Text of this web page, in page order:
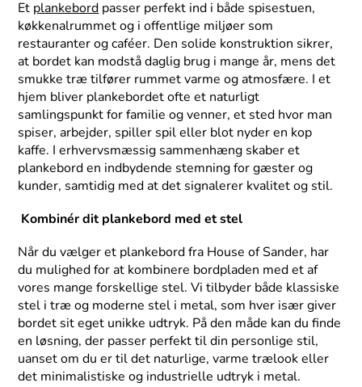
Et plankebord passer perfekt ind i både spisestuen,
køkkenalrummet og i offentlige miljøer som
restauranter og caféer. Den solide konstruktion sikrer,
at bordet kan modstå daglig brug i mange år, mens det
smukke træ tilfører rummet varme og atmosfære. I et
hjem bliver plankebordet ofte et naturligt
samlingspunkt for familie og venner, et sted hvor man
spiser, arbejder, spiller spil eller blot nyder en kop
kaffe. I erhvervsmæssig sammenhæng skaber et
plankebord en indbydende stemning for gæster og
kunder, samtidig med at det signalerer kvalitet og stil.
Kombinér dit plankebord med et stel
Når du vælger et plankebord fra House of Sander, har
du mulighed for at kombinere bordpladen med et af
vores mange forskellige stel. Vi tilbyder både klassiske
stel i træ og moderne stel i metal, som hver især giver
bordet sit eget unikke udtryk. På den måde kan du finde
en løsning, der passer perfekt til din personlige stil,
uanset om du er til det naturlige, varme trælook eller
det minimalistiske og industrielle udtryk i metal.